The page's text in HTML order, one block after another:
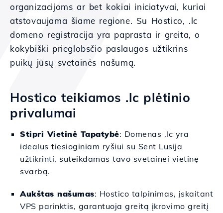
organizacijoms ar bet kokiai iniciatyvai, kuriai
atstovaujama šiame regione. Su Hostico, .lc
domeno registracija yra paprasta ir greita, o
kokybiški prieglobsčio paslaugos užtikrins
puikų jūsų svetainės našumą.
Hostico teikiamos .lc plėtinio
privalumai
Stipri Vietinė Tapatybė: Domenas .lc yra
idealus tiesioginiam ryšiui su Sent Lusija
užtikrinti, suteikdamas tavo svetainei vietinę
svarbą.
Aukštas našumas: Hostico talpinimas, įskaitant
VPS parinktis, garantuoja greitą įkrovimo greitį